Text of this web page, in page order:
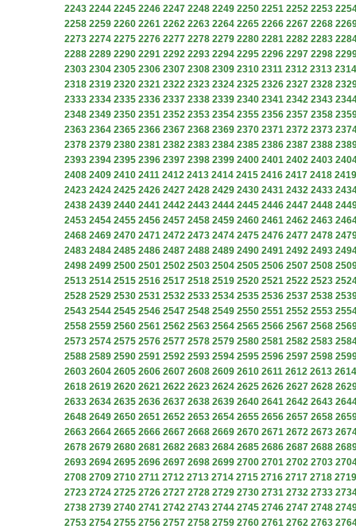
2243 2244 2245 2246 2247 2248 2249 2250 2251 2252 2253
2258 2259 2260 2261 2262 2263 2264 2265 2266 2267 2268
2273 2274 2275 2276 2277 2278 2279 2280 2281 2282 2283
2288 2289 2290 2291 2292 2293 2294 2295 2296 2297 2298
2303 2304 2305 2306 2307 2308 2309 2310 2311 2312 2313 2314
2318 2319 2320 2321 2322 2323 2324 2325 2326 2327 2328
2333 2334 2335 2336 2337 2338 2339 2340 2341 2342 2343
2348 2349 2350 2351 2352 2353 2354 2355 2356 2357 2358
2363 2364 2365 2366 2367 2368 2369 2370 2371 2372 2373
2378 2379 2380 2381 2382 2383 2384 2385 2386 2387 2388
2393 2394 2395 2396 2397 2398 2399 2400 2401 2402 2403
2408 2409 2410 2411 2412 2413 2414 2415 2416 2417 2418 2419
2423 2424 2425 2426 2427 2428 2429 2430 2431 2432 2433
2438 2439 2440 2441 2442 2443 2444 2445 2446 2447 2448
2453 2454 2455 2456 2457 2458 2459 2460 2461 2462 2463
2468 2469 2470 2471 2472 2473 2474 2475 2476 2477 2478
2483 2484 2485 2486 2487 2488 2489 2490 2491 2492 2493
2498 2499 2500 2501 2502 2503 2504 2505 2506 2507 2508
2513 2514 2515 2516 2517 2518 2519 2520 2521 2522 2523
2528 2529 2530 2531 2532 2533 2534 2535 2536 2537 2538
2543 2544 2545 2546 2547 2548 2549 2550 2551 2552 2553
2558 2559 2560 2561 2562 2563 2564 2565 2566 2567 2568
2573 2574 2575 2576 2577 2578 2579 2580 2581 2582 2583
2588 2589 2590 2591 2592 2593 2594 2595 2596 2597 2598
2603 2604 2605 2606 2607 2608 2609 2610 2611 2612 2613 2614
2618 2619 2620 2621 2622 2623 2624 2625 2626 2627 2628
2633 2634 2635 2636 2637 2638 2639 2640 2641 2642 2643
2648 2649 2650 2651 2652 2653 2654 2655 2656 2657 2658
2663 2664 2665 2666 2667 2668 2669 2670 2671 2672 2673
2678 2679 2680 2681 2682 2683 2684 2685 2686 2687 2688
2693 2694 2695 2696 2697 2698 2699 2700 2701 2702 2703
2708 2709 2710 2711 2712 2713 2714 2715 2716 2717 2718 2719
2723 2724 2725 2726 2727 2728 2729 2730 2731 2732 2733
2738 2739 2740 2741 2742 2743 2744 2745 2746 2747 2748
2753 2754 2755 2756 2757 2758 2759 2760 2761 2762 2763